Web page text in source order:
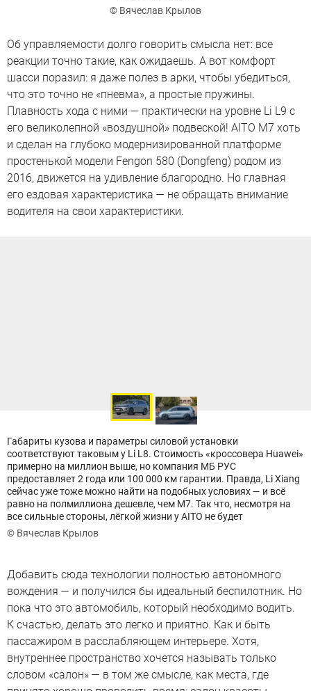
© Вячеслав Крылов
Об управляемости долго говорить смысла нет: все
реакции точно такие, как ожидаешь. А вот комфорт
шасси поразил: я даже полез в арки, чтобы убедиться,
что это точно не «пневма», а простые пружины.
Плавность хода с ними — практически на уровне Li L9 с
его великолепной «воздушной» подвеской! AITO M7 хоть
и сделан на глубоко модернизированной платформе
простенькой модели Fengon 580 (Dongfeng) родом из
2016, движется на удивление благородно. Но главная
его ездовая характеристика — не обращать внимание
водителя на свои характеристики.
Габариты кузова и параметры силовой установки
соответствуют таковым у Li L8. Стоимость «кроссовера Huawei»
примерно на миллион выше, но компания МБ РУС
предоставляет 2 года или 100 000 км гарантии. Правда, Li Xiang
сейчас уже тоже можно найти на подобных условиях — и всё
равно на полмиллиона дешевле, чем M7. Так что, несмотря на
все сильные стороны, лёгкой жизни у AITO не будет
© Вячеслав Крылов
Добавить сюда технологии полностью автономного
вождения — и получился бы идеальный беспилотник. Но
пока что это автомобиль, который необходимо водить.
К счастью, делать это легко и приятно. Как и быть
пассажиром в расслабляющем интерьере. Хотя,
внутреннее пространство хочется называть только
словом «салон» — в том же смысле, как места, где